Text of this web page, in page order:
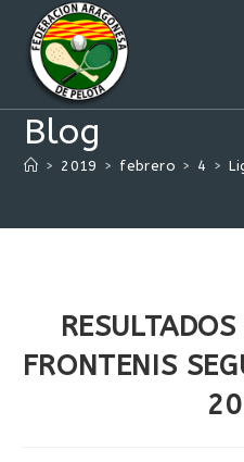
contenido
Blog
> 2019 > febrero > 4 >
FRONTENIS